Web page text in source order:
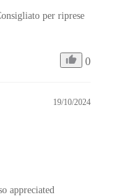
per riprese
0
19/10/2024
appreciated